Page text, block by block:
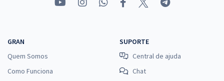
GRAN
Quem Somos
Como Funciona
SUPORTE
Central de ajuda
Chat